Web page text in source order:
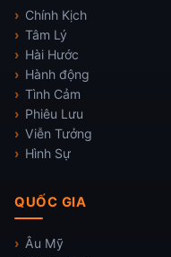
Chính Kịch
Tâm Lý
Hài Hước
Hành động
Tình Cảm
Phiêu Lưu
Viễn Tưởng
Hình Sự
QUỐC GIA
Âu Mỹ